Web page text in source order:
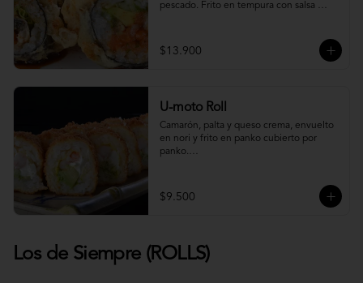
pescado. Frito en tempura con salsa
$13.900
U-moto Roll
Camarón, palta y queso crema, envuelto
en nori y frito en panko cubierto por
panko.
$9.500
Los de Siempre (ROLLS)